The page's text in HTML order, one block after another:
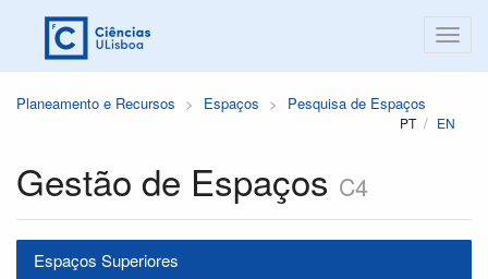
Planeamento e Recursos Espaços Pesquisa de Espaços
PT EN
Gestão de Espaços C4
Espaços Superiores